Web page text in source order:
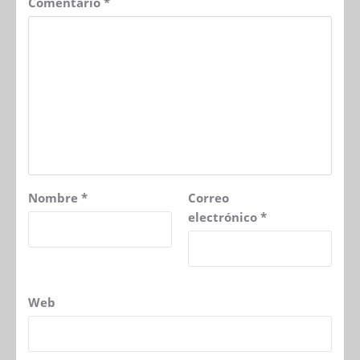
Nombre *
Correo
electrónico *
Web